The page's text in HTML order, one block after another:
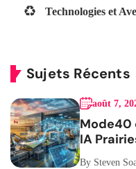
Technologies et
Sujets Récents
août 7,
Mode40
IA
By Steven